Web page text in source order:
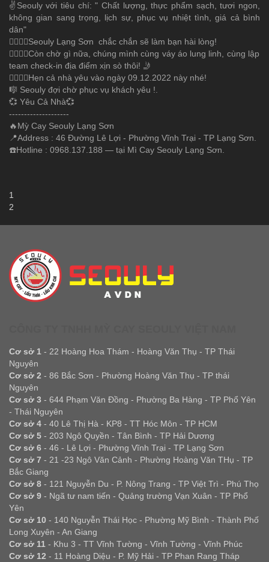
✌️Seouly với tiêu chí: " Chất lượng, thực phẩm sạch, tươi ngon,
không gian sang trọng, lịch sự, phục vụ nhiệt tình, giá cả bình
dân"
👩‍❤️‍💋‍👨Seouly Lạng Sơn chắc chắn sẽ làm bạn hài lòng!
👩‍❤️‍💋‍👨Còn chờ gì nữa, chúng mình cùng váy áo lung linh, cùng lập
team check-in địa điểm xịn sò thôi! 🤳
👩‍❤️‍💋‍👨Hẹn cả nhà yêu vào ngày 09.12.2022 này nhé!
🎼 Seouly đợi chờ phục vụ khách yêu !.
💞 Yêu Cả Nhà💞
--------------------
🔥Mỳ Cay Seouly Lạng Sơn
📍Address : 46 Đường Lê Lợi - Phường Vĩnh Trại - TP Lạng Sơn.
☎️Hotline : 0968.137.188 — tại Mì Cay Seouly Lạng Sơn.
1
2
Cơ sở 1 - 22 Hoàng Hoa Thám - Hoàng Văn Thụ - TP Thái
Nguyên
Cơ sở 2 - 86 Bắc Sơn - Phường Hoàng Văn Thụ - TP thái
Nguyên
Cơ sở 3 - 644 Phạm Văn Đồng - Phường Ba Hàng - TP Phổ Yên
- Thái Nguyên
Cơ sở 4 - 40 Lê Thị Hà - KP8 - TT Hóc Môn - TP HCM
Cơ sở 5 - 203 Ngô Quyền - Tân Bình - TP Hải Dương
Cơ sở 6 - 46 - Lê Lợi - Phường Vĩnh Trại - TP Lạng Sơn
Cơ sở 7 - 21 -23 Ngô Văn Cảnh - Phường Hoàng Văn THụ - TP
Bắc Giang
Cơ sở 8 - 121 Nguyễn Du - P. Nông Trang - TP Việt Trì - Phú Thọ
Cơ sở 9 - Ngã tư nam tiến - Quảng trường Vạn Xuân - TP Phổ
Yên
Cơ sở 10 - 140 Nguyễn Thái Học - Phường Mỹ Bình - Thành Phố
Long Xuyên - An Giang
Cơ sở 11 - Khu 3 - TT Vĩnh Tường - Vĩnh Tường - Vĩnh Phúc
Cơ sở 12 - 11 Hoàng Diệu - P. Mỹ Hải - TP Phan Rang Tháp